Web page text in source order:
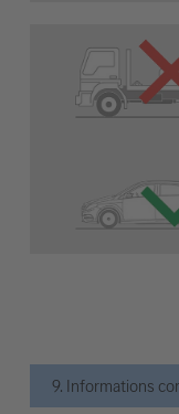
9. Informations